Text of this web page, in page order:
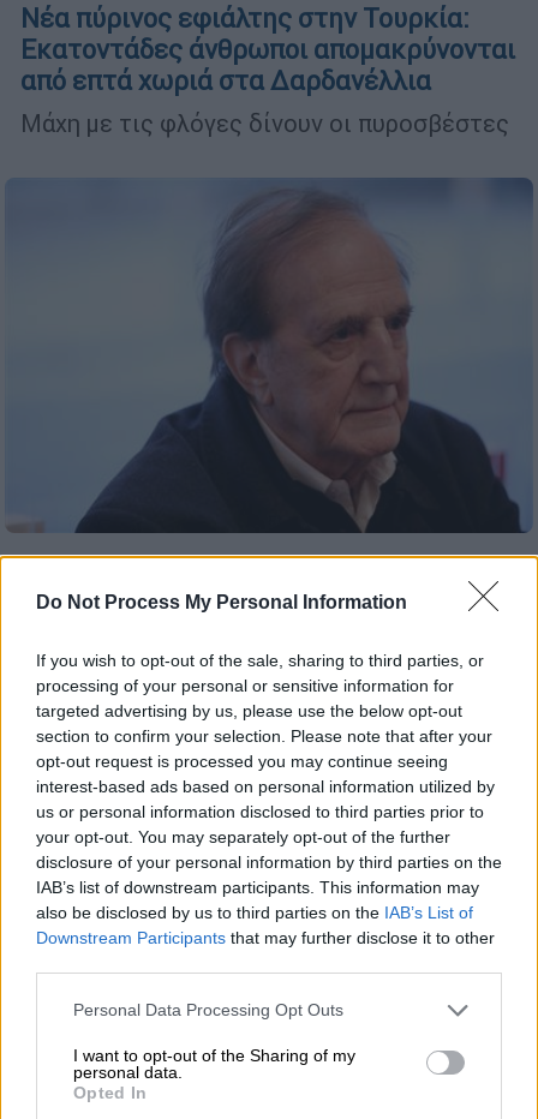
Do Not Process My Personal Information
If you wish to opt-out of the sale, sharing to third parties, or
processing of your personal or sensitive information for
targeted advertising by us, please use the below opt-out
section to confirm your selection. Please note that after your
opt-out request is processed you may continue seeing
interest-based ads based on personal information utilized by
us or personal information disclosed to third parties prior to
your opt-out. You may separately opt-out of the further
disclosure of your personal information by third parties on the
IAB’s list of downstream participants. This information may
also be disclosed by us to third parties on the IAB’s List of
Downstream Participants that may further disclose it to other
Please note that this website/app uses one or more Google
not limited to your visit or usage behaviour. You may click to
grant or deny consent to Google and its third-party tags to
use your data for below specified purposes in below Google
Personal Data Processing Opt Outs
I want to opt-out of the Sharing of my
personal data.
Opted In
Νέα πύρινος εφιάλτης στην Τουρκία:
Εκατοντάδες άνθρωποι απομακρύνονται
από επτά χωριά στα Δαρδανέλλια
Μάχη με τις φλόγες δίνουν οι πυροσβέστες
Lifestyle|17.08.2025 22:49
Συγκινεί η παιδική ανάμνηση του
τορπιλισμό της «Έλλης»
Ο αγαπημένος ηθοποιός θυμήθηκε το
καλοκαίρι του 1940, όταν βρέθηκε στην
Τήνο μαζί με τη μητέρα του για τον
εορτασμό του Δεκαπενταύγουστου